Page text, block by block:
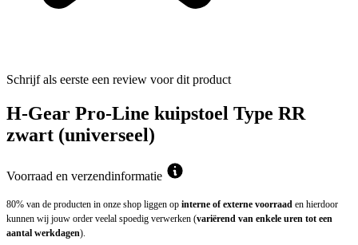
Schrijf als eerste een review voor dit product
H-Gear Pro-Line kuipstoel Type RR
zwart (universeel)
Voorraad en verzendinformatie
80% van de producten in onze shop liggen op interne of externe voorraad en hierdoor
kunnen wij jouw order veelal spoedig verwerken (variërend van enkele uren tot een
aantal werkdagen).